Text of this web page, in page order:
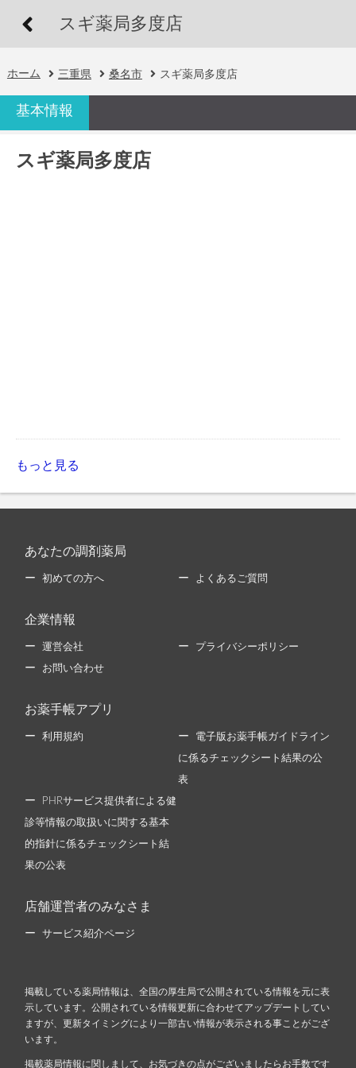
スギ薬局多度店
ホーム 三重県 桑名市 スギ薬局多度店
基本情報
スギ薬局多度店
もっと見る
あなたの調剤薬局
初めての方へ よくあるご質問
企業情報
運営会社 プライバシーポリシー
お問い合わせ
お薬手帳アプリ
利用規約 電子版お薬手帳ガイドライン
に係るチェックシート結果の公
表
PHRサービス提供者による健
診等情報の取扱いに関する基本
的指針に係るチェックシート結
果の公表
店舗運営者のみなさま
サービス紹介ページ
掲載している薬局情報は、全国の厚生局で公開されている情報を元に表
示しています。公開されている情報更新に合わせてアップデートしてい
ますが、更新タイミングにより一部古い情報が表示される事ことがござ
います。
掲載薬局情報に関しまして、お気づきの点がございましたらお手数です